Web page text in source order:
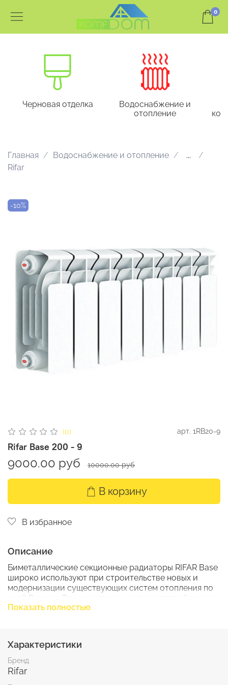
0
Черновая отделка
Водоснабжение и
отопление
Главная Водоснабжение и отопление
...
Rifar
-10%
(0) арт. 1RB20-9
Rifar Base 200 - 9
9000.00 руб 10000.00 руб
В корзину
В избранное
Описание
Биметаллические секционные радиаторы RIFAR Base
широко используют при строительстве новых и
модернизации существующих систем отопления по
всей России. Эти радиаторы учитывают требования
и особенности эксплуатации отопительных
этим биметаллическим радиаторам, следует
отметить уникальный способ герметизации
межсекционного соединения, существенно
повышающий надежность отопительного прибора.
Показать полностью
Характеристики
Бренд
Rifar